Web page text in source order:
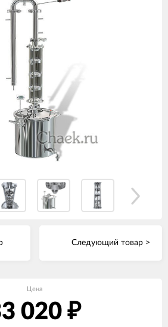
Следующий товар >
Цена
020 ₽